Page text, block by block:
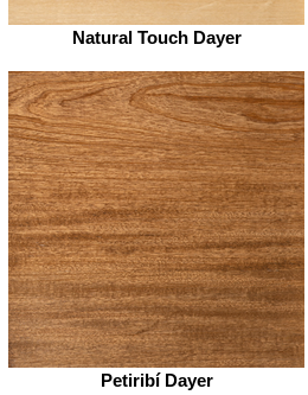
Natural Touch Dayer
Petiribí Dayer